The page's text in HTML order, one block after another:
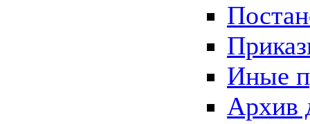
Иные
Архив